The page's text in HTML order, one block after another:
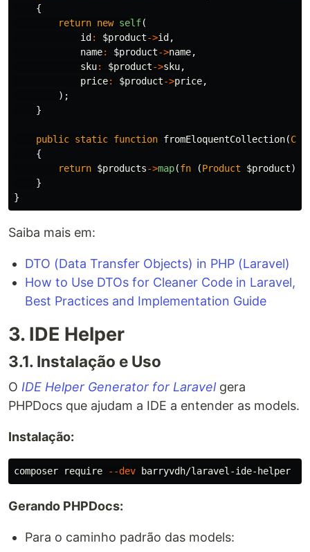
{
return new self(
id: $product->id,
name: $product->name,
sku: $product->sku,
price: $product->price,
);
}
public static function fromEloquentCollection(
{
return $products->map(fn (Product $product)
}
}
Saiba mais em:
DTO (Data Transfer Objects) in PHP (Laravel)
How to Use DTOs for Cleaner Code in Laravel,
Best Practices and Implementation Guide
3. IDE Helper
3.1. Instalação e Uso
O IDE Helper Generator for Laravelgera
PHPDocs que ajudam a IDE a entender as models.
Instalação:
composer require --dev
Gerando PHPDocs:
Para o caminho padrão das models: